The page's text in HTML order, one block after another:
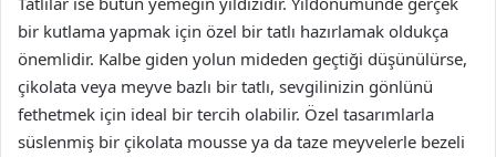
bir kutlama yapmak için özel bir tatlı hazırlamak oldukça
önemlidir. Kalbe giden yolun mideden geçtiği düşünülürse,
çikolata veya meyve bazlı bir tatlı, sevgilinizin gönlünü
fethetmek için ideal bir tercih olabilir. Özel tasarımlarla
süslenmiş bir çikolata mousse ya da taze meyvelerle bezeli